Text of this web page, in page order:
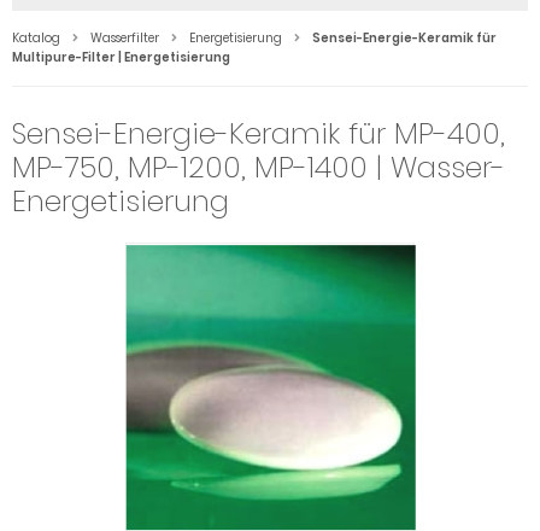
Katalog Wasserfilter Energetisierung
Sensei-Energie-Keramik für
Multipure-Filter | Energetisierung
Sensei-Energie-Keramik für MP-400,
MP-750, MP-1200, MP-1400 | Wasser-
Energetisierung